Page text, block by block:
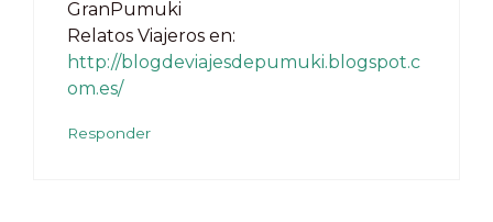
GranPumuki
Relatos Viajeros en:
http://blogdeviajesdepumuki.blogspot.c
om.es/
Responder